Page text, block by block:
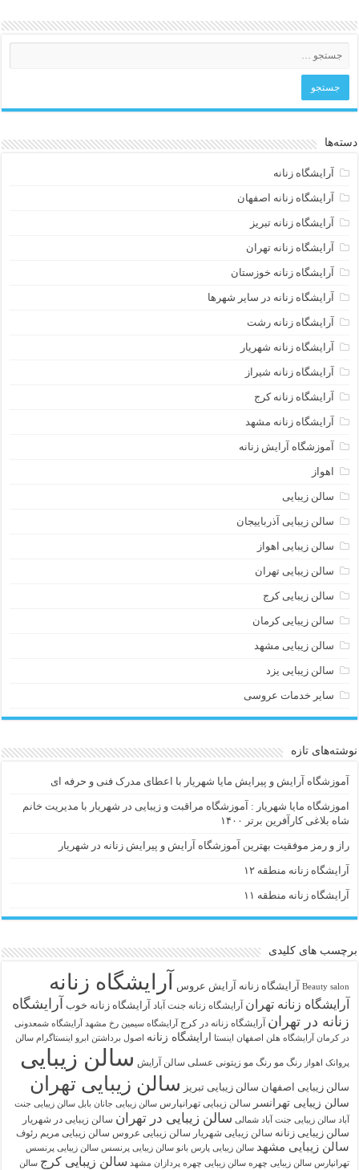
دسته‌ها
آرایشگاه زنانه
آرایشگاه زنانه اصفهان
آرایشگاه زنانه تبریز
آرایشگاه زنانه تهران
آرایشگاه زنانه خوزستان
آرایشگاه زنانه در سایر شهرها
آرایشگاه زنانه رشت
آرایشگاه زنانه شهریار
آرایشگاه زنانه شیراز
آرایشگاه زنانه کرج
آرایشگاه زنانه مشهد
آموزشگاه آرایش زنانه
اهواز
سالن زیبایی
سالن زیبایی آذرباییجان
سالن زیبایی اهواز
سالن زیبایی تهران
سالن زیبایی کرج
سالن زیبایی کرمان
سالن زیبایی مشهد
سالن زیبایی یزد
سایر خدمات عروسی
نوشته‌های تازه
آموزشگاه آرایش و پیرایش مایا شهریار با اعطای مدرک فنی و حرفه ای
اموزشگاه مایا شهریار : آموزشگاه مراقبت و زیبایی در شهریار با مدیریت خانم
شاه بلاغی کارآفرین برتر ۱۴۰۰
راز و رمز موفقیت بهترین آموزشگاه آرایش و پیرایش زنانه در شهریار
آرایشگاه زنانه منطقه ۱۲
آرایشگاه زنانه منطقه ۱۱
برچسب های کلیدی
Beauty salon آرايشگاه زنانه آرایش عروس آرایشگاه زنانه
آرایشگاه زنانه تهران آرایشگاه زنانه جنت آباد آرایشگاه زنانه خوب آرایشگاه
زنانه در تهران آرایشگاه زنانه در کرج آرایشگاه سیمین رخ مشهد
آرایشگاه شمعدونی
در کرمان آرایشگاه هلن اصفهان اینستا ارایشگاه زنانه اصول برداشتن ابرو اینستاگرام سالن
پروانک اهواز رنگ مو رنگ مو زیتونی عسلی سالن آرایش سالن زیبایی
سالن زیبایی اصفهان سالن زیبایی تبریز سالن زیبایی تهران
سالن زیبایی تهرانسر سالن زیبایی تهرانپارس سالن زیبایی جانان بابل سالن زیبایی جنت
آباد سالن زیبایی جنت آباد شمالی سالن زیبایی در تهران سالن زیبایی در شهریار
سالن زیبایی زنانه سالن زیبایی شهریار سالن زیبایی عروس سالن زیبایی مریم رئوف
سالن زیبایی مشهد سالن زیبایی پارس بانو سالن زیبایی پرنسس سالن زیبایی پرنسس
تهرانپارس سالن زیبایی چهره سالن زیبایی چهره پردازان مشهد سالن زیبایی کرج سالن